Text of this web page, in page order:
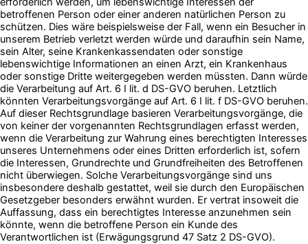
betroffenen Person oder einer anderen natürlichen Person zu
schützen. Dies wäre beispielsweise der Fall, wenn ein Besucher in
unserem Betrieb verletzt werden würde und daraufhin sein Name,
sein Alter, seine Krankenkassendaten oder sonstige
lebenswichtige Informationen an einen Arzt, ein Krankenhaus
oder sonstige Dritte weitergegeben werden müssten. Dann würde
die Verarbeitung auf Art. 6 I lit. d DS-GVO beruhen. Letztlich
könnten Verarbeitungsvorgänge auf Art. 6 I lit. f DS-GVO beruhen.
Auf dieser Rechtsgrundlage basieren Verarbeitungsvorgänge, die
von keiner der vorgenannten Rechtsgrundlagen erfasst werden,
wenn die Verarbeitung zur Wahrung eines berechtigten Interesses
unseres Unternehmens oder eines Dritten erforderlich ist, sofern
die Interessen, Grundrechte und Grundfreiheiten des Betroffenen
nicht überwiegen. Solche Verarbeitungsvorgänge sind uns
insbesondere deshalb gestattet, weil sie durch den Europäischen
Gesetzgeber besonders erwähnt wurden. Er vertrat insoweit die
Auffassung, dass ein berechtigtes Interesse anzunehmen sein
könnte, wenn die betroffene Person ein Kunde des
Verantwortlichen ist (Erwägungsgrund 47 Satz 2 DS-GVO).